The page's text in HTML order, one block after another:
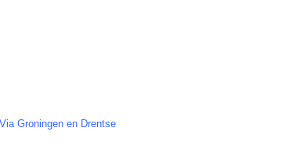
Groningen en Drentse